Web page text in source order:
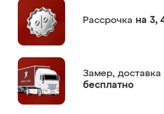
Рассрочка на 3,
Замер,
бесплатно